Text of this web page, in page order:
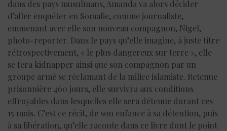
dans des pays musulmans, Amanda va alors décider
d’aller enquêter en Somalie, comme journaliste,
emmenant avec elle son nouveau compagnon, Nigel,
photo-reporter. Dans le pays qu’elle imagine, à juste titre
rétrospectivement, « le plus dangereux sur terre », elle
se fera kidnapper ainsi que son compagnon par un
groupe armé se réclamant de la milice islamiste. Retenue
prisonnière 460 jours, elle survivra aux conditions
effroyables dans lesquelles elle sera détenue durant ces
15 mois. C’est ce récit, de son enfance à sa détention, puis
à sa libération, qu’elle raconte dans ce livre dont le point